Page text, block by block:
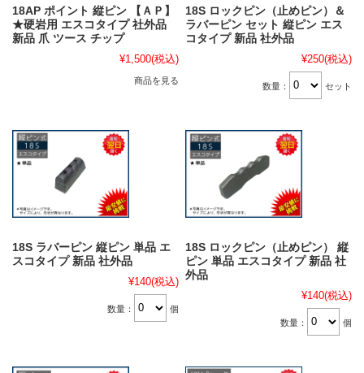
18AP ポイント 縦ピン 【ＡＰ】
★硬岩用 エスコタイプ 社外品
新品 爪 ツース チップ
¥1,500(税込)
商品を見る
18S ロックピン（止めピン）＆
ラバーピン セット 縦ピン エス
コタイプ 新品 社外品
¥250(税込)
数量： セット
18S ラバーピン 縦ピン 単品 エ
スコタイプ 新品 社外品
¥140(税込)
数量： 個
18S ロックピン（止めピン） 縦
ピン 単品 エスコタイプ 新品 社
外品
¥140(税込)
数量： 個